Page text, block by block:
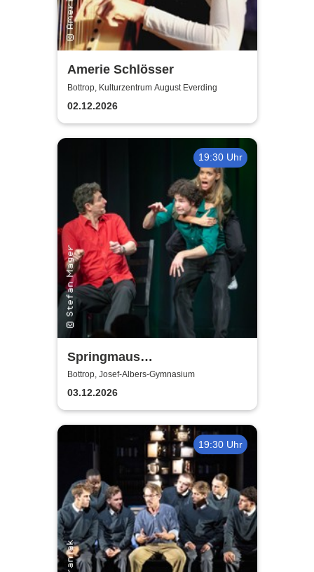
Amerie Schlösser
Bottrop, Kulturzentrum August Everding
02.12.2026
19:30 Uhr
Springmaus
Improvisationstheater - Merry
Christmaus
Bottrop, Josef-Albers-Gymnasium
03.12.2026
19:30 Uhr